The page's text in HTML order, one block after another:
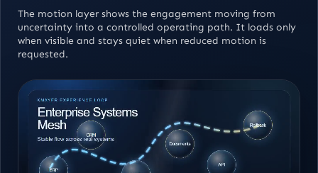
The motion layer shows the engagement moving from
uncertainty into a controlled operating path. It loads only
when visible and stays quiet when reduced motion is
requested.